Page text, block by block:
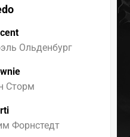
Ольденбург
Сторм
Форнстедт